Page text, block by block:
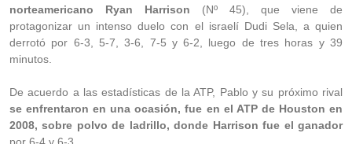
norteamericano Ryan Harrison (Nº 45), que viene de
protagonizar un intenso duelo con el israelí Dudi Sela, a quien
derrotó por 6-3, 5-7, 3-6, 7-5 y 6-2, luego de tres horas y 39
minutos.
De acuerdo a las estadísticas de la ATP, Pablo y su próximo rival
se enfrentaron en una ocasión, fue en el ATP de Houston en
2008, sobre polvo de ladrillo, donde Harrison fue el ganador